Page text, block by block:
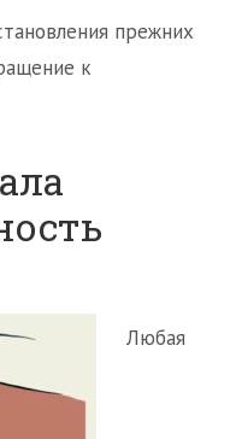
прежних
к
Любая